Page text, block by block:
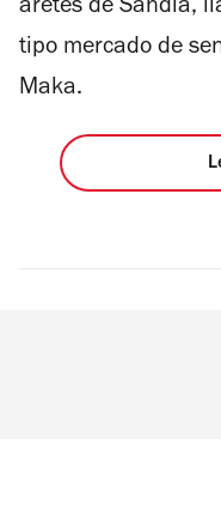
aretes de Sandia,
tipo mercado de
Maka.